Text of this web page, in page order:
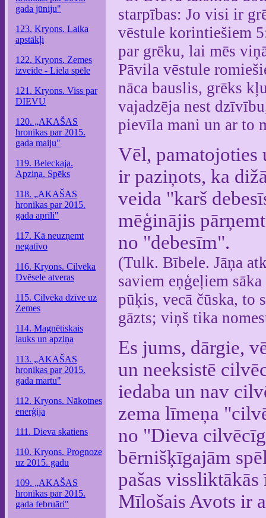
gada jūniju"
123. Kryons. Laika
apstākļi
122. Kryons. Zemes
izveide - Liela spēle
121. Kryons. Viss par
DIEVU
120. „AKAŠAS
hronikas par 2015.
gada maiju"
119. Beleckaja.
Apziņa. Spēks
118. „AKAŠAS
hronikas par 2015.
gada aprīli"
117. Kā neuzņemt
negatīvo
116. Kryons. Cilvēka
Dvēsele atveras
115. Cilvēka dzīve uz
Zemes
114. Magnētiskais
lauks un apziņa
113. „AKAŠAS
hronikas par 2015.
gada martu"
112. Kryons. Nākotnes
enerģija
111. Dieva skatiens
110. Kryons. Prognoze
uz 2015. gadu
109. „AKAŠAS
hronikas par 2015.
gada februāri"
starpības: Jo visi ir
vēstule korintiešiem
par grēku, lai mēs
Pāvila vēstule
nāca bauslis, grēks
vajadzēja nest
pievīla mani un ar to
Vēl, pamatojoties
ir paziņots, ka
veida "karš
mēģinājis
no "debesīm".
(Tulk. Bībele. Jāņa
saviem eņģeļiem
pūķis, vecā čūska, to
gāzts; viņš tika
Es jums, dārgie,
un neeksistē
iedaba un nav
zema līmeņa
no "Dieva
bērnišķīgajām
pašas
Mīlošais Avots ir